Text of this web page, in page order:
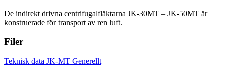
De indirekt drivna centrifugalfläktarna JK-30MT – JK-50MT är
konstruerade för transport av ren luft.
Filer
Teknisk data JK-MT Generellt